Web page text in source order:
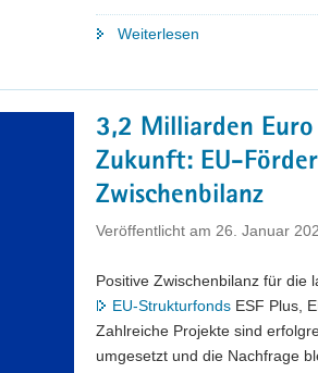
Weiterlesen
im
ZEW-
Studie
bescheinigt
Attraktivität
für
Unternehmen"
3,2 Milliarden Euro
Zukunft: EU-
Zwischenbilanz
Veröffentlicht am 26. Januar
Positive Zwischenbilanz für die
EU-Strukturfonds ESF Plus,
Zahlreiche Projekte sind
umgesetzt und die Nachfrage